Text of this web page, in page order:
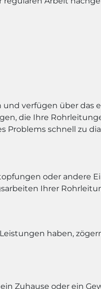
verfügen über das
die Ihre
schnell zu
oder andere
Ihrer
haben,
Zuhause oder ein